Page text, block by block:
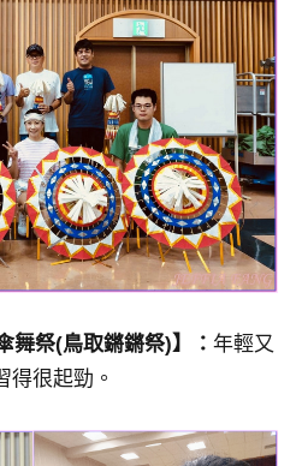
舞祭(鳥取鏘鏘祭)】：年輕又
得很起勁。